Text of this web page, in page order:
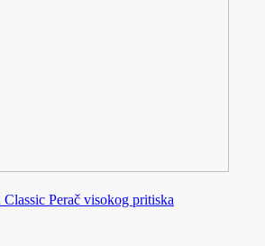
Perač visokog pritiska